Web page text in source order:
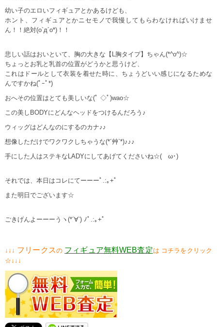
幼い子のエロいフィギュアとかあるけども、
ホント、フィギュアとかニセモノで我慢してもらわなければいけませ
ん！！絶対(o`д´o*)！！
悲しい話はおいといて、胸の大きな【L胸タイプ】ちゃん(*^o^)☆
ちょっとお乳と乳首の位置がどうかと思うけど、
これはドールとして衣装を着せた時に、ちょうどいい感じになるためな
んですかね(ﾟｰﾟ*)
おへその位置はとても美しいな(ﾟ ◇ﾟ)wao☆
この美しBODYにどんなヘッドをつけるんだろう♪
ウィッグはどんなのにするのカナ♪♪
想像しただけでワクワクしちゃうな(*´艸`*)♪♪♪
手にした人はステキなLADYにしてあげてくださいね☆(ゝω･)
それでは、本日はコレにてーーーﾟ.:｡+ﾟ
また明日でございます☆
ごきげんよーーーうヽ(*´∀`) ﾉﾟ.:｡+ﾟ
↓↓↓ フリークスの フィギュア無料WEB査定は コチラをクリック
☆↓↓↓